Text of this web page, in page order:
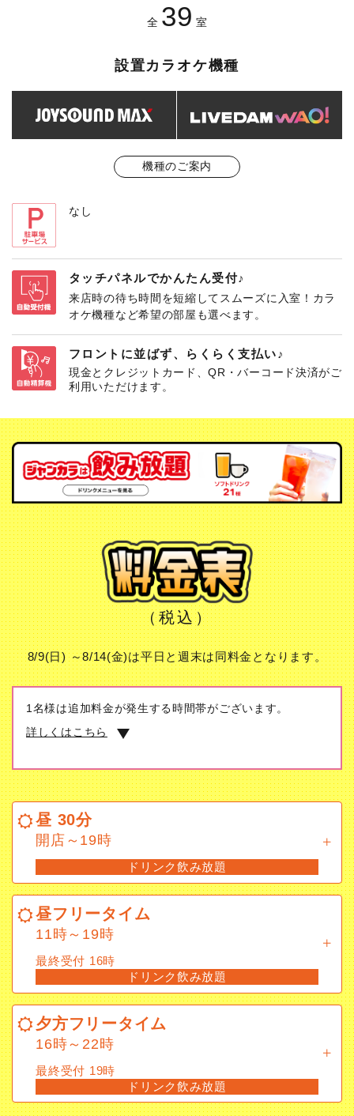
全 39 室
設置カラオケ機種
機種のご案内
なし
タッチパネルでかんたん受付♪
来店時の待ち時間を短縮してスムーズに入室！カラ
オケ機種など希望の部屋も選べます。
フロントに並ばず、らくらく支払い♪
現金とクレジットカード、QR・バーコード決済がご
利用いただけます。
（税込）
8/9(日) ～8/14(金)は平日と週末は同料金となります。
1名様は追加料金が発生する時間帯がございます。
詳しくはこちら
昼 30分
開店～19時
昼フリータイム
11時～19時
最終受付 16時
夕方フリータイム
16時～22時
最終受付 19時
昼 30分
開店～19時
ドリンク飲み放題
昼フリータイム
11時～19時
最終受付 16時
ドリンク飲み放題
夕方フリータイム
16時～22時
最終受付 19時
ドリンク飲み放題